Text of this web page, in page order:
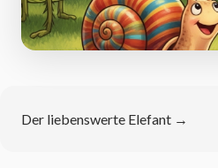
Der liebenswerte Elefant →